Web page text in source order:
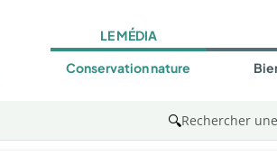
LE MÉDIA
Conservation nature
🔍Rechercher